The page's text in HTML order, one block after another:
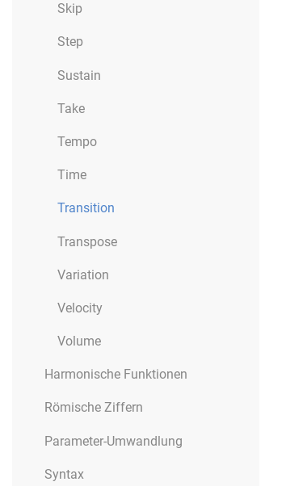
Skip
Step
Sustain
Take
Tempo
Time
Transition
Transpose
Variation
Velocity
Volume
Harmonische Funktionen
Römische Ziffern
Parameter-Umwandlung
Syntax